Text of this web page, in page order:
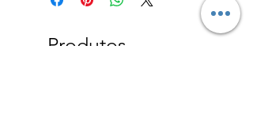
Produtos